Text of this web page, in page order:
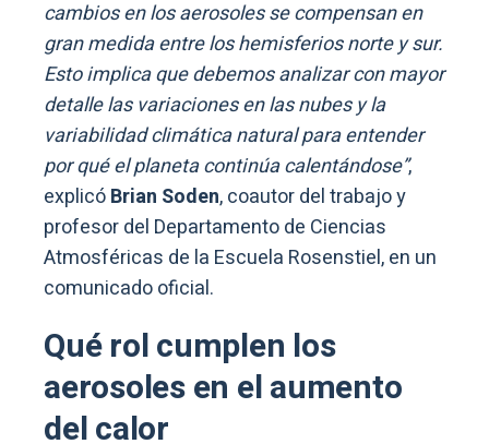
cambios en los aerosoles se compensan en
gran medida entre los hemisferios norte y sur.
Esto implica que debemos analizar con mayor
detalle las variaciones en las nubes y la
variabilidad climática natural para entender
por qué el planeta continúa calentándose”,
explicóBrian Soden, coautor del trabajo y
profesor del Departamento de Ciencias
Atmosféricas de la Escuela Rosenstiel, en un
comunicado oficial.
Qué rol cumplen los
aerosoles en el aumento
del calor